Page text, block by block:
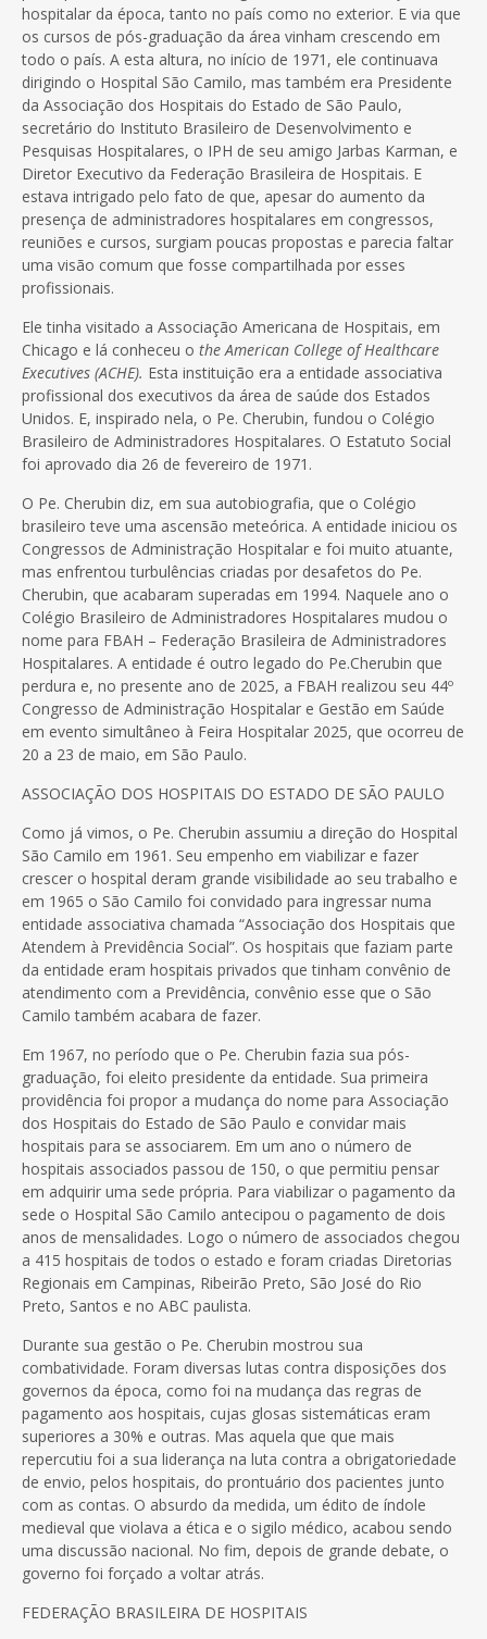
hospitalar da época, tanto no país como no exterior. E via que
os cursos de pós-graduação da área vinham crescendo em
todo o país. A esta altura, no início de 1971, ele continuava
dirigindo o Hospital São Camilo, mas também era Presidente
da Associação dos Hospitais do Estado de São Paulo,
secretário do Instituto Brasileiro de Desenvolvimento e
Pesquisas Hospitalares, o IPH de seu amigo Jarbas Karman, e
Diretor Executivo da Federação Brasileira de Hospitais. E
estava intrigado pelo fato de que, apesar do aumento da
presença de administradores hospitalares em congressos,
reuniões e cursos, surgiam poucas propostas e parecia faltar
uma visão comum que fosse compartilhada por esses
profissionais.
Ele tinha visitado a Associação Americana de Hospitais, em
Chicago e lá conheceu o the American College of Healthcare
Executives (ACHE). Esta instituição era a entidade associativa
profissional dos executivos da área de saúde dos Estados
Unidos. E, inspirado nela, o Pe. Cherubin, fundou o Colégio
Brasileiro de Administradores Hospitalares. O Estatuto Social
foi aprovado dia 26 de fevereiro de 1971.
O Pe. Cherubin diz, em sua autobiografia, que o Colégio
brasileiro teve uma ascensão meteórica. A entidade iniciou os
Congressos de Administração Hospitalar e foi muito atuante,
mas enfrentou turbulências criadas por desafetos do Pe.
Cherubin, que acabaram superadas em 1994. Naquele ano o
Colégio Brasileiro de Administradores Hospitalares mudou o
nome para FBAH – Federação Brasileira de Administradores
Hospitalares. A entidade é outro legado do Pe.Cherubin que
perdura e, no presente ano de 2025, a FBAH realizou seu 44º
Congresso de Administração Hospitalar e Gestão em Saúde
em evento simultâneo à Feira Hospitalar 2025, que ocorreu de
20 a 23 de maio, em São Paulo.
ASSOCIAÇÃO DOS HOSPITAIS DO ESTADO DE SÃO PAULO
Como já vimos, o Pe. Cherubin assumiu a direção do Hospital
São Camilo em 1961. Seu empenho em viabilizar e fazer
crescer o hospital deram grande visibilidade ao seu trabalho e
em 1965 o São Camilo foi convidado para ingressar numa
entidade associativa chamada “Associação dos Hospitais que
Atendem à Previdência Social”. Os hospitais que faziam parte
da entidade eram hospitais privados que tinham convênio de
atendimento com a Previdência, convênio esse que o São
Camilo também acabara de fazer.
Em 1967, no período que o Pe. Cherubin fazia sua pós-
graduação, foi eleito presidente da entidade. Sua primeira
providência foi propor a mudança do nome para Associação
dos Hospitais do Estado de São Paulo e convidar mais
hospitais para se associarem. Em um ano o número de
hospitais associados passou de 150, o que permitiu pensar
em adquirir uma sede própria. Para viabilizar o pagamento da
sede o Hospital São Camilo antecipou o pagamento de dois
anos de mensalidades. Logo o número de associados chegou
a 415 hospitais de todos o estado e foram criadas Diretorias
Regionais em Campinas, Ribeirão Preto, São José do Rio
Preto, Santos e no ABC paulista.
Durante sua gestão o Pe. Cherubin mostrou sua
combatividade. Foram diversas lutas contra disposições dos
governos da época, como foi na mudança das regras de
pagamento aos hospitais, cujas glosas sistemáticas eram
superiores a 30% e outras. Mas aquela que que mais
repercutiu foi a sua liderança na luta contra a obrigatoriedade
de envio, pelos hospitais, do prontuário dos pacientes junto
com as contas. O absurdo da medida, um édito de índole
medieval que violava a ética e o sigilo médico, acabou sendo
uma discussão nacional. No fim, depois de grande debate, o
governo foi forçado a voltar atrás.
FEDERAÇÃO BRASILEIRA DE HOSPITAIS